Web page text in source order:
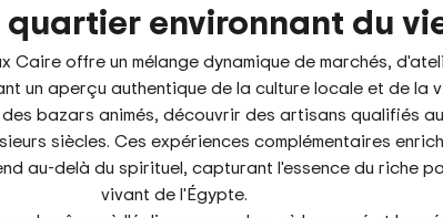
environnant du
Caire offre un mélange dynamique de marchés,
un aperçu authentique de la culture locale et de la
bazars animés, découvrir des artisans qualifiés
siècles. Ces expériences complémentaires
au-delà du spirituel, capturant l'essence du riche
vivant de l'Égypte.